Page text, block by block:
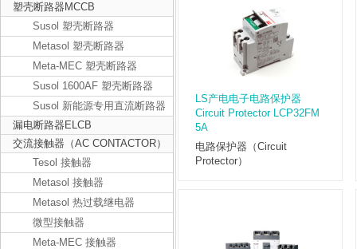
LS产电电子电路保护器
Circuit Protector LCP32FM
5A
电路保护器（Circuit
Protector）
塑壳断路器MCCB
Susol 塑壳断路器
Metasol 塑壳断路器
Meta-MEC 塑壳断路器
Susol 1600AF 塑壳断路器
Susol 新能源专用直流断路器
漏电断路器ELCB
交流接触器（AC CONTACTOR）
Tesol 接触器
Metasol 接触器
Metasol 热过载继电器
微型接触器
Meta-MEC 接触器